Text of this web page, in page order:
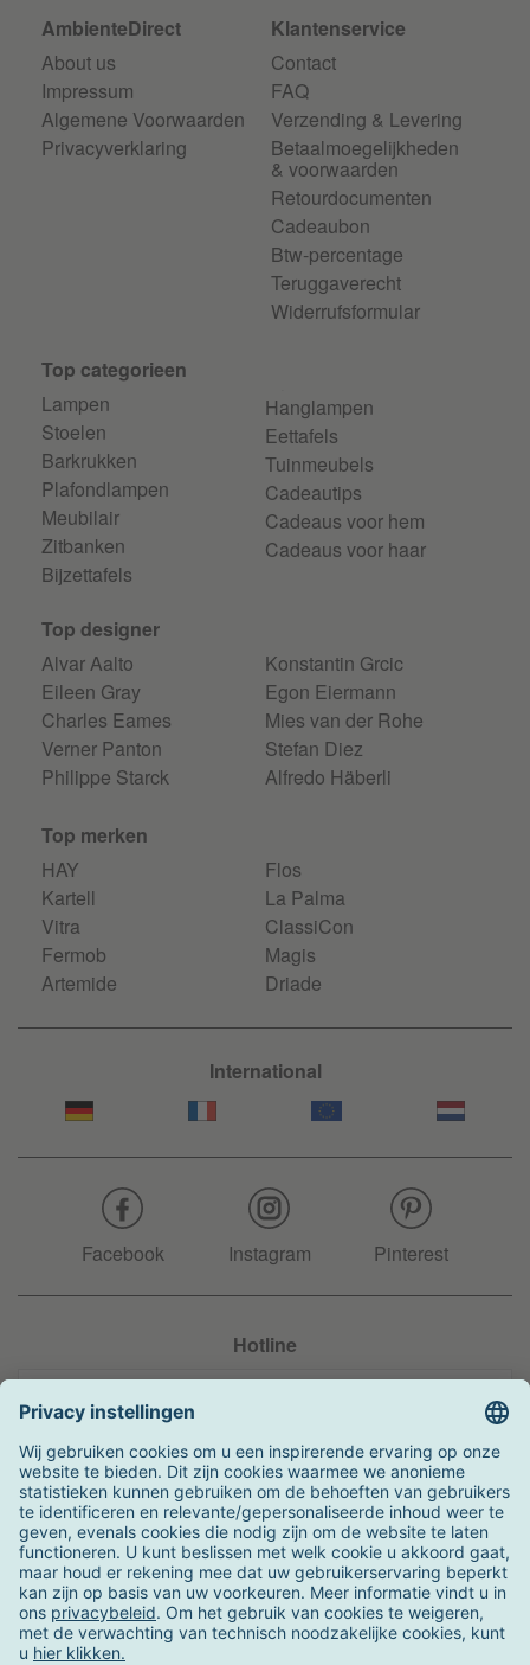
AmbienteDirect
About us
Impressum
Algemene Voorwaarden
Privacyverklaring
Klantenservice
Contact
FAQ
Verzending & Levering
Betaalmoegelijkheden
& voorwaarden
Retourdocumenten
Cadeaubon
Btw-percentage
Teruggaverecht
Widerrufsformular
Top categorieen
Lampen
Stoelen
Barkrukken
Plafondlampen
Meubilair
Zitbanken
Bijzettafels
Hanglampen
Eettafels
Tuinmeubels
Cadeautips
Cadeaus voor hem
Cadeaus voor haar
Top designer
Alvar Aalto
Eileen Gray
Charles Eames
Verner Panton
Philippe Starck
Konstantin Grcic
Egon Eiermann
Mies van der Rohe
Stefan Diez
Alfredo Häberli
Top merken
HAY
Kartell
Vitra
Fermob
Artemide
Flos
La Palma
ClassiCon
Magis
Driade
International
Facebook Instagram Pinterest
Hotline
Zo kunt u betalen
Verzending